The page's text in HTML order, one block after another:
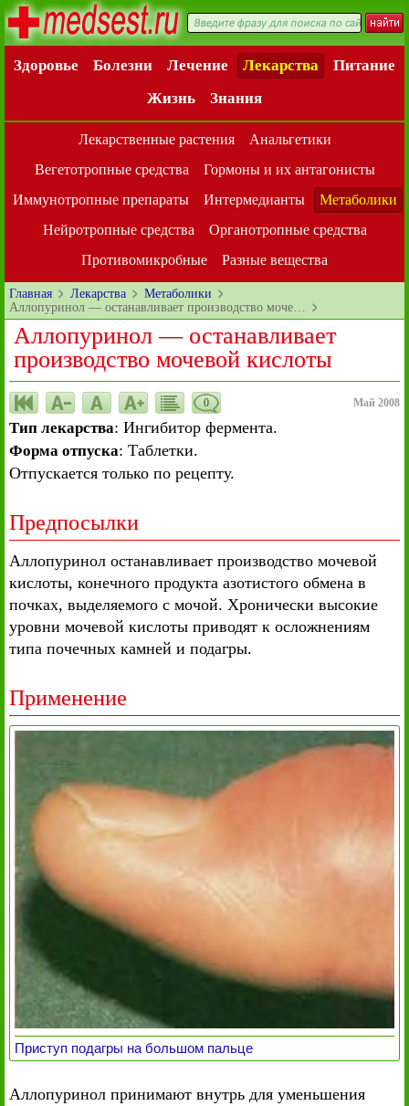
Здоровье Болезни Лечение Лекарства
Питание
Жизнь
Знания
Лекарственные растения
Анальгетики
Вегетотропные средства
Гормоны и их антагонисты
Иммунотропные препараты
Интермедианты
Метаболики
Нейротропные средства
Органотропные средства
Противомикробные
Разные вещества
Главная Лекарства
Метаболики
Аллопуринол — останавливает производство моче…
Аллопуринол — останавливает
производство мочевой кислоты
0 Май 2008
Тип лекарства: Ингибитор фермента.
Форма отпуска: Таблетки.
Отпускается только по рецепту.
Предпосылки
Аллопуринол останавливает производство мочевой
кислоты, конечного продукта азотистого обмена в
почках, выделяемого с мочой. Хронически высокие
уровни мочевой кислоты приводят к осложнениям
типа почечных камней и подагры.
Применение
Приступ подагры на большом пальце
Аллопуринол принимают внутрь для уменьшения